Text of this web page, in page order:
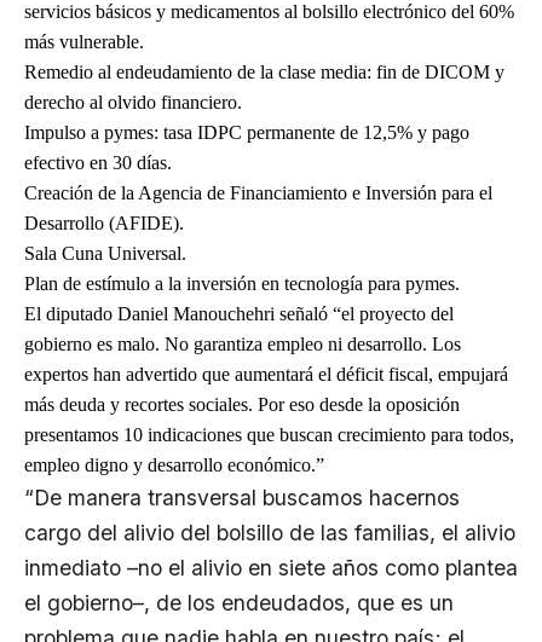
servicios básicos y medicamentos al bolsillo electrónico del 60%
más vulnerable.
Remedio al endeudamiento de la clase media: fin de DICOM y
derecho al olvido financiero.
Impulso a pymes: tasa IDPC permanente de 12,5% y pago
efectivo en 30 días.
Creación de la Agencia de Financiamiento e Inversión para el
Desarrollo (AFIDE).
Sala Cuna Universal.
Plan de estímulo a la inversión en tecnología para pymes.
El diputado Daniel Manouchehri señaló “el proyecto del
gobierno es malo. No garantiza empleo ni desarrollo. Los
expertos han advertido que aumentará el déficit fiscal, empujará
más deuda y recortes sociales. Por eso desde la oposición
presentamos 10 indicaciones que buscan crecimiento para todos,
empleo digno y desarrollo económico.”
“De manera transversal buscamos hacernos
cargo del alivio del bolsillo de las familias, el alivio
inmediato –no el alivio en siete años como plantea
el gobierno–, de los endeudados, que es un